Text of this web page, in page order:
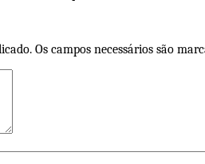
Os campos necessários são